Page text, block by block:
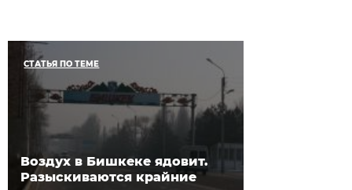
СТАТЬЯ ПО ТЕМЕ
Воздух в Бишкеке ядовит.
Разыскиваются крайние